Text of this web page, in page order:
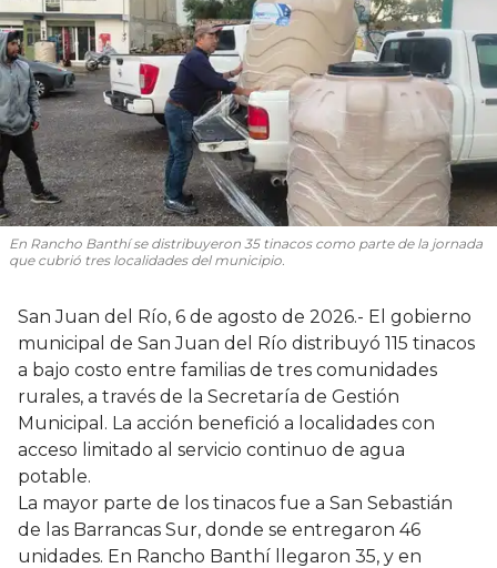
En Rancho Banthí se distribuyeron 35 tinacos como parte de la jornada
que cubrió tres localidades del municipio.
San Juan del Río, 6 de agosto de 2026.- El gobierno
municipal de San Juan del Río distribuyó 115 tinacos
a bajo costo entre familias de tres comunidades
rurales, a través de la Secretaría de Gestión
Municipal. La acción benefició a localidades con
acceso limitado al servicio continuo de agua
potable.
La mayor parte de los tinacos fue a San Sebastián
de las Barrancas Sur, donde se entregaron 46
unidades. En Rancho Banthí llegaron 35, y en